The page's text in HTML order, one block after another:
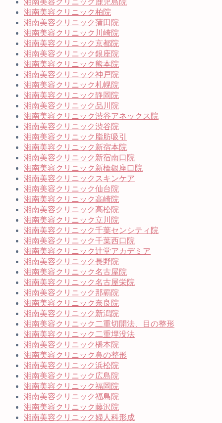
湘南美容クリニック鹿児島院
湘南美容クリニック柏院
湘南美容クリニック蒲田院
湘南美容クリニック川崎院
湘南美容クリニック京都院
湘南美容クリニック銀座院
湘南美容クリニック熊本院
湘南美容クリニック神戸院
湘南美容クリニック札幌院
湘南美容クリニック静岡院
湘南美容クリニック品川院
湘南美容クリニック渋谷アネックス院
湘南美容クリニック渋谷院
湘南美容クリニック脂肪吸引
湘南美容クリニック新宿本院
湘南美容クリニック新宿南口院
湘南美容クリニック新橋銀座口院
湘南美容クリニックスキンケア
湘南美容クリニック仙台院
湘南美容クリニック高崎院
湘南美容クリニック高松院
湘南美容クリニック立川院
湘南美容クリニック千葉センシティ院
湘南美容クリニック千葉西口院
湘南美容クリニック辻堂アカデミア
湘南美容クリニック長野院
湘南美容クリニック名古屋院
湘南美容クリニック名古屋栄院
湘南美容クリニック那覇院
湘南美容クリニック奈良院
湘南美容クリニック新潟院
湘南美容クリニック二重切開法、目の整形
湘南美容クリニック二重埋没法
湘南美容クリニック橋本院
湘南美容クリニック鼻の整形
湘南美容クリニック浜松院
湘南美容クリニック広島院
湘南美容クリニック福岡院
湘南美容クリニック福島院
湘南美容クリニック藤沢院
湘南美容クリニック婦人科形成